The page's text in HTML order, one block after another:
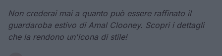
Non crederai mai a quanto può essere raffinato il
guardaroba estivo di Amal Clooney. Scopri i dettagli
che la rendono un'icona di stile!